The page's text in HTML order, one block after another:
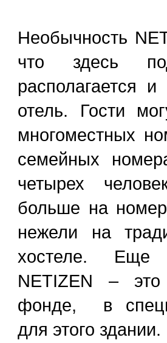
Необычность
что здесь
располагается
отель. Гости
многоместных
семейных
четырех
больше на
нежели на
хостеле. Еще
NETIZEN –
фонде, в
для этого здании.